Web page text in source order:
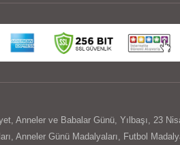
, Anneler ve Babalar Günü, Yılbaşı 23
Anneler Günü Madalyaları Futbol